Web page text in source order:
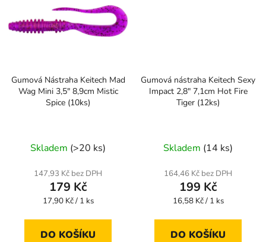
Gumová Nástraha Keitech Mad
Wag Mini 3,5" 8,9cm Mistic
Spice (10ks)
Skladem (>20 ks)
147,93 Kč bez DPH
179 Kč
Měrná
17,90 Kč / 1 ks
DO KOŠÍKU
Gumová nástraha Keitech Sexy
Impact 2,8" 7,1cm Hot Fire
Tiger (12ks)
Skladem (14 ks)
164,46 Kč bez DPH
199 Kč
Měrná
16,58 Kč / 1 ks
DO KOŠÍKU